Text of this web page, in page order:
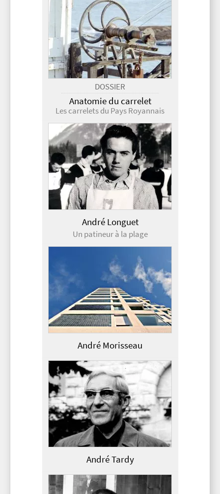
DOSSIER
Anatomie du carrelet
Les carrelets du Pays Royannais
André Longuet
Un patineur à la plage
André Morisseau
André Tardy